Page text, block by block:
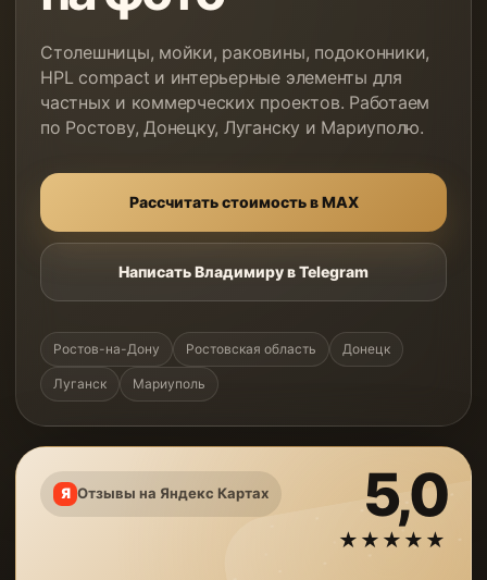
Столешницы, мойки, раковины, подоконники,
HPL compact и интерьерные элементы для
частных и коммерческих проектов. Работаем
по Ростову, Донецку, Луганску и Мариуполю.
Рассчитать стоимость в MAX
Написать Владимиру в Telegram
Ростов-на-Дону Ростовская область Донецк
Луганск Мариуполь
Отзывы на Яндекс Картах 5,0
★★★★★